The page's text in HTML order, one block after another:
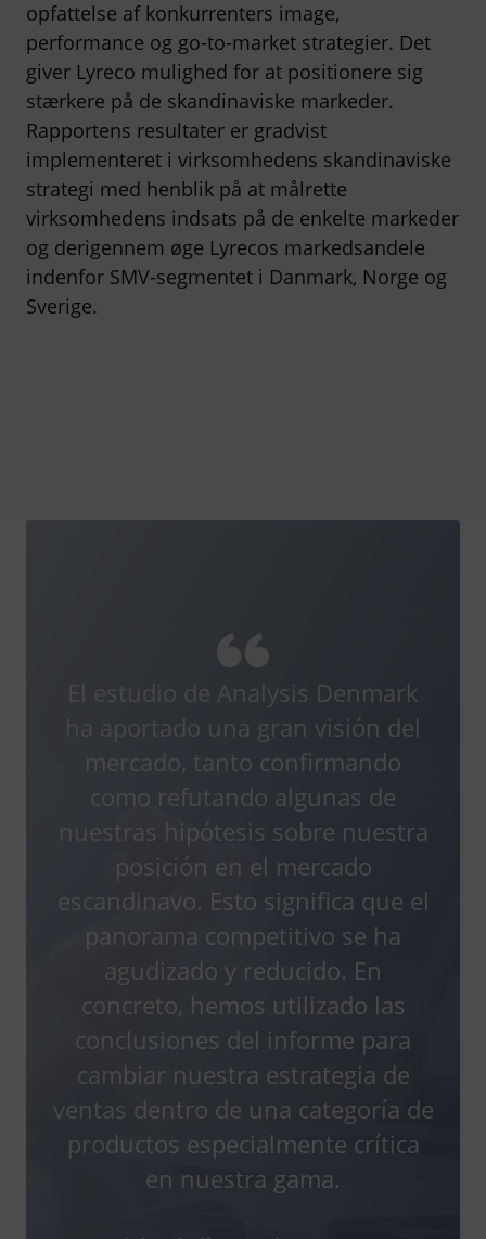
opfattelse af konkurrenters image,
performance og go-to-market strategier. Det
giver Lyreco mulighed for at positionere sig
stærkere på de skandinaviske markeder.
Rapportens resultater er gradvist
implementeret i virksomhedens skandinaviske
strategi med henblik på at målrette
virksomhedens indsats på de enkelte markeder
og derigennem øge Lyrecos markedsandele
indenfor SMV-segmentet i Danmark, Norge og
Sverige.
El estudio de Analysis Denmark
ha aportado una gran visión del
mercado, tanto confirmando
como refutando algunas de
nuestras hipótesis sobre nuestra
posición en el mercado
escandinavo. Esto significa que el
panorama competitivo se ha
agudizado y reducido. En
concreto, hemos utilizado las
conclusiones del informe para
cambiar nuestra estrategia de
ventas dentro de una categoría de
productos especialmente crítica
en nuestra gama.